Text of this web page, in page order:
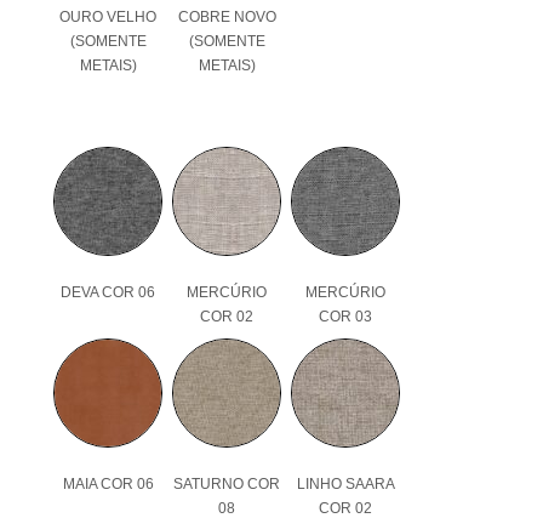
OURO VELHO
(SOMENTE
METAIS)
COBRE NOVO
(SOMENTE
METAIS)
DEVA COR 06
MERCÚRIO
COR 02
MERCÚRIO
COR 03
MAIA COR 06
SATURNO COR
08
LINHO SAARA
COR 02